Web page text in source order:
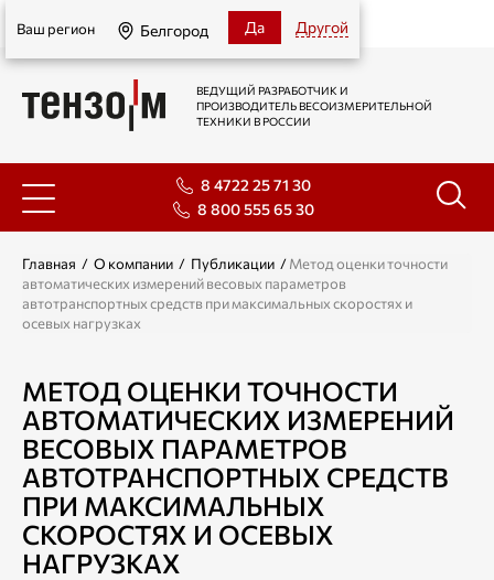
Белгород
Ваш регион Белгород Да Другой
ВЕДУЩИЙ РАЗРАБОТЧИК И
ПРОИЗВОДИТЕЛЬ ВЕСОИЗМЕРИТЕЛЬНОЙ
ТЕХНИКИ В РОССИИ
8 4722 25 71 30
8 800 555 65 30
Главная / О компании / Публикации /Метод оценки точности
автоматических измерений весовых параметров
автотранспортных средств при максимальных скоростях и
осевых нагрузках
МЕТОД ОЦЕНКИ ТОЧНОСТИ
АВТОМАТИЧЕСКИХ ИЗМЕРЕНИЙ
ВЕСОВЫХ ПАРАМЕТРОВ
АВТОТРАНСПОРТНЫХ СРЕДСТВ
ПРИ МАКСИМАЛЬНЫХ
СКОРОСТЯХ И ОСЕВЫХ
НАГРУЗКАХ